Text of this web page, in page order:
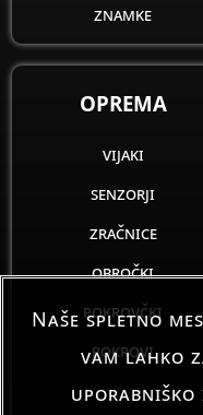
znamke
OPREMA
vijaki
senzorji
zračnice
obročki
pokrovčki
pokrovi
Naše spletno
vam lahko
uporabniško